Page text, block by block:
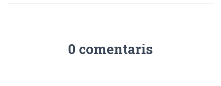
0 comentaris